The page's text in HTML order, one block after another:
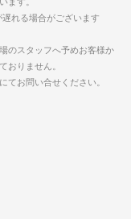
れる場合がございます
のスタッフへ予めお客様か
おりません。
てお問い合せください。